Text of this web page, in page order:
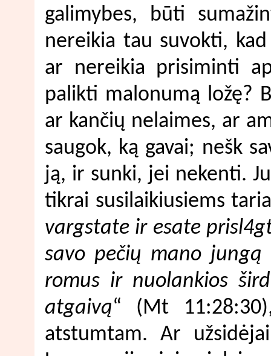
galimybes, būti
nereikia tau suvokti,
ar nereikia prisiminti
palikti malonumą ložę?
ar kančių nelaimes, ar
saugok, ką gavai; nešk
ją, ir sunki, jei nekenti.
tikrai susilaikiusiems
vargstate ir esate
savo pečių mano jungą
romus ir nuolankios
atgaivą“ (Mt
atstumtam. Ar